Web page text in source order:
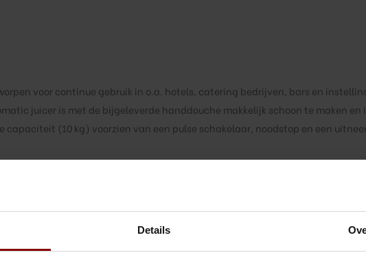
Details
voor continue gebruik in o.a. hotels, catering bedrijven, bars en
juicer is met de bijgeleverde handdouche makkelijk schoon te maken
(10 kg) voorzien van een pulse schakelaar, noodstop en een